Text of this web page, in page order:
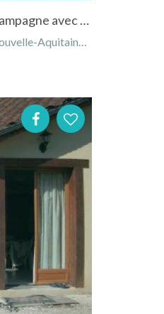
Chalet "Camelia" à manaurie coeur du périgord noir en campagne avec piscine jardin prés de sarlat
France